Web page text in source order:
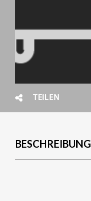
TEILEN
BESCHREIBUNG